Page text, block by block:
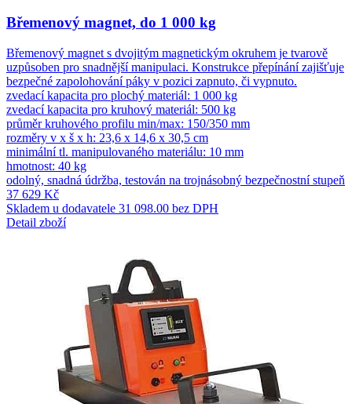
Břemenový magnet, do 1 000 kg
Břemenový magnet s dvojitým magnetickým okruhem je tvarově
uzpůsoben pro snadnější manipulaci. Konstrukce přepínání zajišťuje
bezpečné zapolohování páky v pozici zapnuto, či vypnuto.
zvedací kapacita pro plochý materiál: 1 000 kg
zvedací kapacita pro kruhový materiál: 500 kg
průměr kruhového profilu min/max: 150/350 mm
rozměry v x š x h: 23,6 x 14,6 x 30,5 cm
minimální tl. manipulovaného materiálu: 10 mm
hmotnost: 40 kg
odolný, snadná údržba, testován na trojnásobný bezpečnostní stupeň
37 629 Kč
Skladem u dodavatele 31 098.00 bez DPH
Detail zboží